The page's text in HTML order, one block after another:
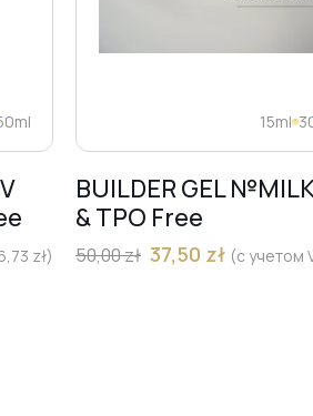
zł)
15ml
BUILDER GEL
& TPO Free
50,00zł 37,50 zł (с учетом